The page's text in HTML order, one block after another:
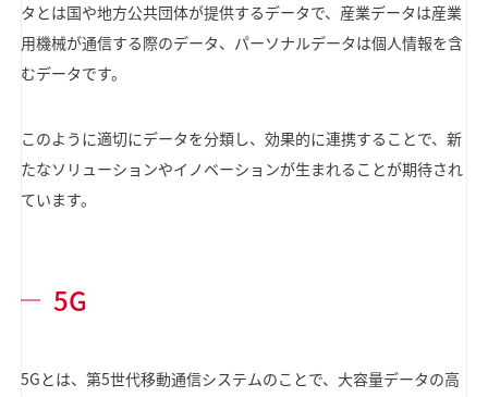
タとは国や地方公共団体が提供するデータで、産業データは産業
用機械が通信する際のデータ、パーソナルデータは個人情報を含
むデータです。
このように適切にデータを分類し、効果的に連携することで、新
たなソリューションやイノベーションが生まれることが期待され
ています。
5G
5Gとは、第5世代移動通信システムのことで、大容量データの高